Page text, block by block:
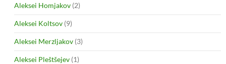
Aleksei Homjakov (2)
Aleksei Koltsov (9)
Aleksei Merzljakov (3)
Aleksei Pleštšejev (1)